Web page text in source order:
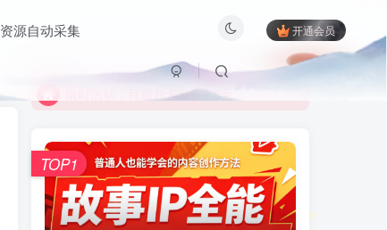
资源自动采集 开通会员
限时活动；目前月卡只需6.8元
有问题联系及时联系站长
限时活动；目前月卡只需6.8元
TOP1